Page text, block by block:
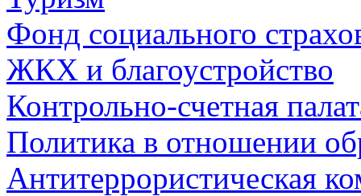
Фонд социального
ЖКХ и благоустройство
Контрольно-счетная
Политика в отношении
Антитеррористическая